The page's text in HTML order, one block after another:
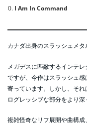
I Am In Command
カナダ出身のスラッシュメタ
メガデスに匹敵するインテ
ですが、今作はスラッシュ
寄っています。しかし、そ
ログレッシブな部分をより深
複雑怪奇なリフ展開や曲構成、